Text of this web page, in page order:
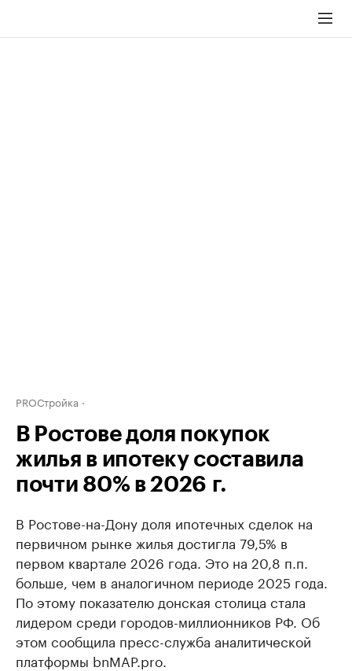
PROСтройка
В Ростове доля покупок
жилья в ипотеку составила
почти 80% в 2026 г.
В Ростове-на-Дону доля ипотечных сделок на
первичном рынке жилья достигла 79,5% в
первом квартале 2026 года. Это на 20,8 п.п.
больше, чем в аналогичном периоде 2025 года.
По этому показателю донская столица стала
лидером среди городов-миллионников РФ. Об
этом сообщила пресс-служба аналитической
платформы bnMAP.pro.